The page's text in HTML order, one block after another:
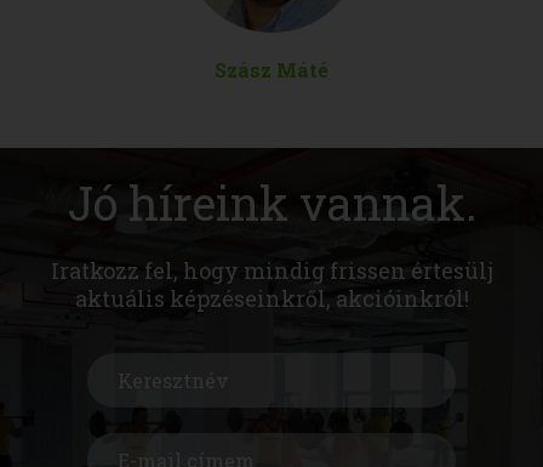
Szász Máté
Jó híreink vannak.
Iratkozz fel, hogy mindig frissen értesülj
aktuális képzéseinkről, akcióinkról!